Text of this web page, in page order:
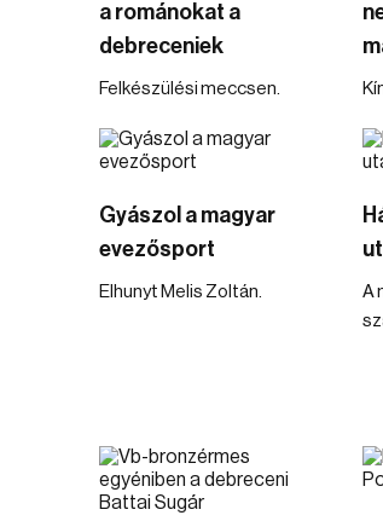
a románokat a
debreceniek
Felkészülési meccsen.
Gyászol a magyar
evezősport
Elhunyt Melis Zoltán.
A